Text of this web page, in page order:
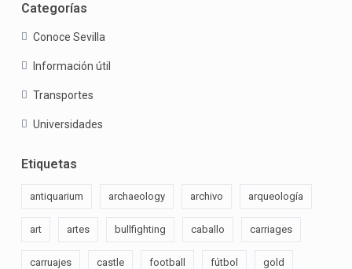
Categorías
Conoce Sevilla
Información útil
Transportes
Universidades
Etiquetas
antiquarium archaeology archivo arqueología
art artes bullfighting caballo carriages
carruajes castle football fútbol gold